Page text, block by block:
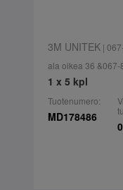
3M UNITEK|
ala oikea 36 &067-
1 x 5 kpl
Tuotenumero:
MD178486